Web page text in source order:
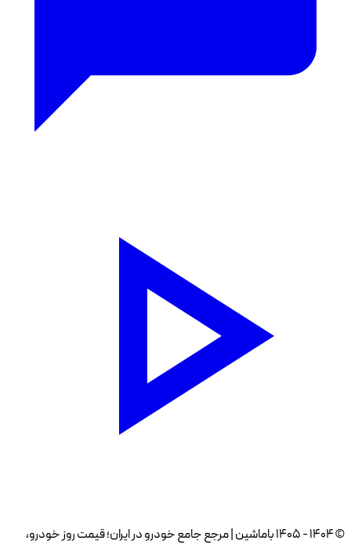
© ۱۴۰۴ - ۱۴۰۵ باماشین | مرجع جامع خودرو در ایران؛ قیمت روز خودرو،